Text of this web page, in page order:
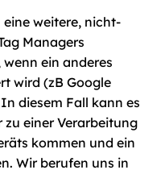
weitere, nicht-
Managers
ein anderes
wird (zB Google
diesem Fall kann es
einer Verarbeitung
kommen und ein
Wir berufen uns in